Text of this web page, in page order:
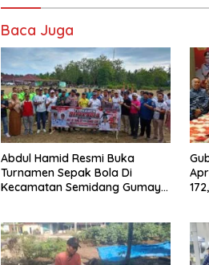
Baca Juga
Abdul Hamid Resmi Buka
Turnamen Sepak Bola Di
Kecamatan Semidang Gumay